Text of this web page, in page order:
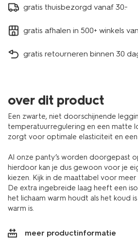
gratis thuisbezorgd vanaf 30.-
gratis afhalen in 500+ winkels
gratis retourneren binnen 30
over dit product
Een zwarte, niet doorschijnende
temperatuurregulering en een matte
zorgt voor optimale elasticiteit en
Al onze panty’s worden doorgepast
hierdoor kan je dus gewoon voor je
kiezen. Kijk in de maattabel voor
De extra ingebreide laag heeft een
het lichaam warm houdt als het koud
warm is.
meer productinformatie